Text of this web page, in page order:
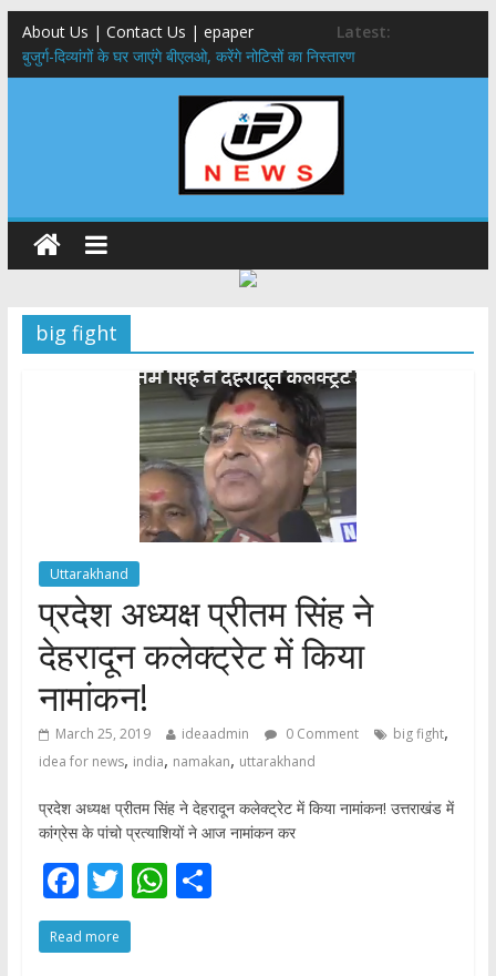
About Us | Contact Us | epaper
Latest:
बुजुर्ग-दिव्यांगों के घर जाएंगे बीएलओ, करेंगे नोटिसों का निस्तारण
24×7 अलर्ट मोड में रहें अधिकारी-मुख्य सचिव मानसून-एसईओसी से मुख्य सचिव ने
की विस्तृत समीक्षा कहा-बंद सड़कों को शीघ्र खोला जाए, लोगों को न हो दिक्कत
459 करोड़ से एचएनबी गढ़वाल विश्वविद्यालय में अनुसंधान संरचना होगी सुदृढ,उच्च
शिक्षा मंत्री धन सिंह रावत ने नवनियुक्त केन्द्रीय शिक्षा मंत्री से की मुलाकात
मुख्यमंत्री से महानिदेशक एनसीसी ने की शिष्टाचार भेंट,उत्तराखण्ड में एनसीसी के
विस्तार एवं आधुनिक आधारभूत संरचना के विकास पर हुई महत्वपूर्ण चर्चा
एमडीडीए बोर्ड बैठक, देहरादून और मसूरी के विकास के लिए 25 बड़े प्रस्तावों को मिली
हरी झंडी
big fight
Uttarakhand
प्रदेश अध्यक्ष प्रीतम सिंह ने
देहरादून कलेक्ट्रेट में किया
नामांकन!
March 25, 2019 ideaadmin 0 Comment big fight,
idea for news, india, namakan, uttarakhand
प्रदेश अध्यक्ष प्रीतम सिंह ने देहरादून कलेक्ट्रेट में किया नामांकन! उत्तराखंड में
कांग्रेस के पांचो प्रत्याशियों ने आज नामांकन कर
F
ac
e
T
w
itt
W S
Read more